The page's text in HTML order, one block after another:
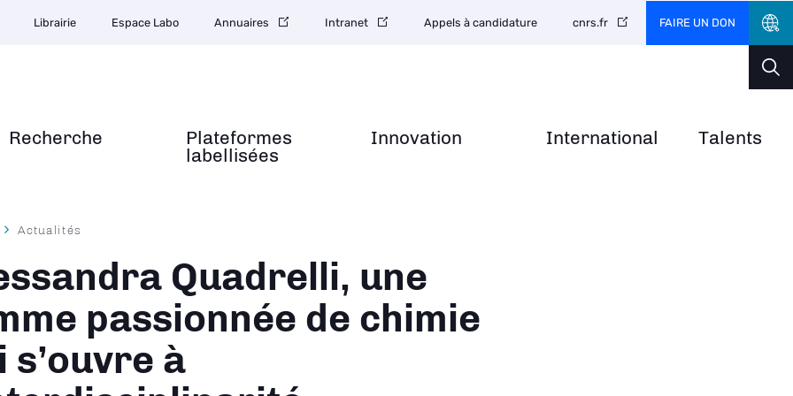
Recherche
Plateformes
labellisées
Innovation International Talents
Librairie Espace Labo Annuaires Intranet Appels à candidature cnrs.fr FAIRE UN DON
Actualités
Quadrelli, une
passionnée de chimie
s’ouvre à